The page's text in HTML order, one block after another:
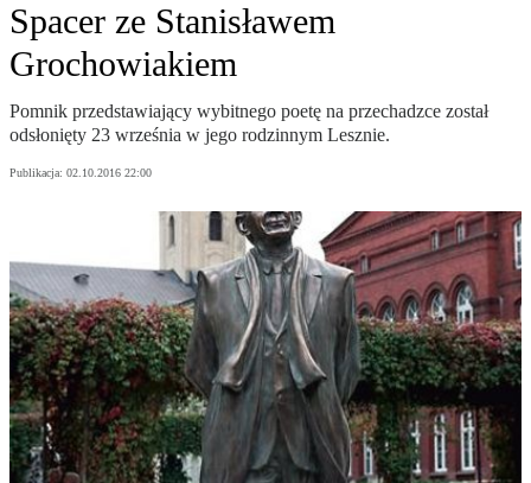
Spacer ze Stanisławem
Grochowiakiem
Pomnik przedstawiający wybitnego poetę na przechadzce został
odsłonięty 23 września w jego rodzinnym Lesznie.
Publikacja: 02.10.2016 22:00